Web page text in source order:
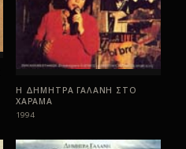
Η ΔΗΜΗΤΡΑ ΓΑΛΑΝΗ ΣΤΟ
ΧΑΡΑΜΑ
1994